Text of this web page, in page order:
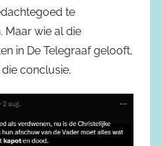
te
Maar wie al die
in De Telegraaf gelooft,
conclusie.